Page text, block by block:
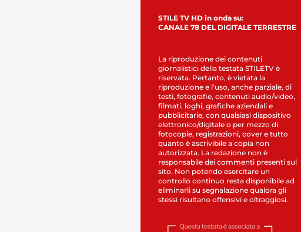
STILE TV HD in onda su:
CANALE 78 DEL DIGITALE TERRESTRE
La riproduzione dei contenuti
giornalistici della testata STILETV è
riservata. Pertanto, è vietata la
riproduzione e l’uso, anche parziale, di
testi, fotografie, contenuti audio/video,
filmati, loghi, grafiche aziendali e
pubblicitarie, con qualsiasi dispositivo
elettronico/digitale o per mezzo di
fotocopie, registrazioni, cover e tutto
quanto è ascrivibile a copia non
autorizzata. La redazione non è
responsabile dei commenti presenti sul
sito. Non potendo esercitare un
controllo continuo resta disponibile ad
eliminarli su segnalazione qualora gli
stessi risultano offensivi e oltraggiosi.